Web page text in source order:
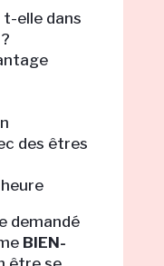
elle dans
des êtres
demandé
BIEN-